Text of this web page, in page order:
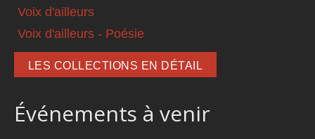
Voix d'ailleurs
Voix d'ailleurs - Poésie
LES COLLECTIONS EN DÉTAIL
Événements à venir